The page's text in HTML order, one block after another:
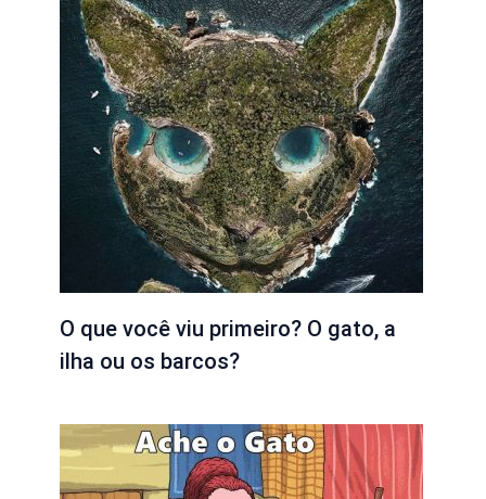
O que você viu primeiro? O gato, a
ilha ou os barcos?